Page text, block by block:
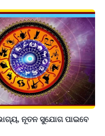
ନୂତନ ସୁଯୋଗ ପାଇବେ